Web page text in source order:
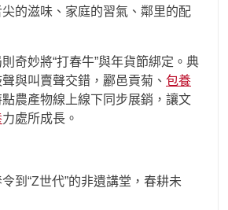
的滋味、家庭的習氣、鄰里的配
奇妙將“打春牛”與年貨節綁定。典
與叫賣聲交錯，酈邑貢菊、 包養
農產物線上線下同步展銷，讓文
力處所成長。
到“Z世代”的非遺講堂，春耕未